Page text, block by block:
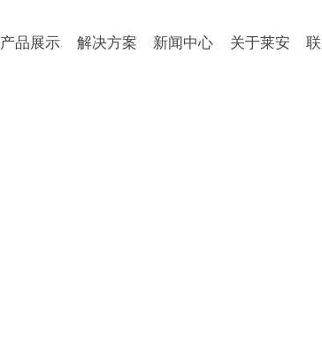
产品展示 解决方案 新闻中心 关于莱安